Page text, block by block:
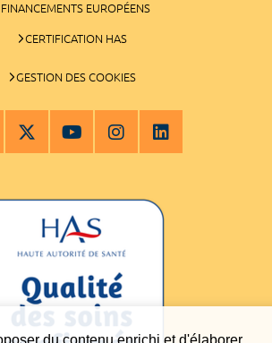
du contenu enrichi et d'élaborer
FINANCEMENTS EUROPÉENS
CERTIFICATION HAS
GESTION DES COOKIES